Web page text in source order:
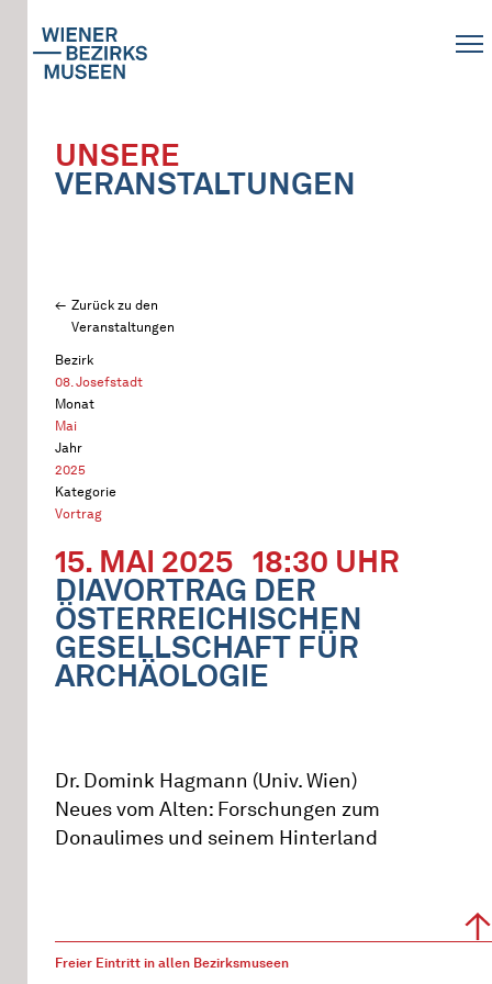
UNSERE
VERANSTALTUNGEN
Zurück zu den
Veranstaltungen
Bezirk
08. Josefstadt
Monat
Mai
Jahr
2025
Kategorie
Vortrag
15. MAI 2025 18:30 UHR
DIAVORTRAG DER
ÖSTERREICHISCHEN
GESELLSCHAFT FÜR
ARCHÄOLOGIE
Dr. Domink Hagmann (Univ. Wien)
Neues vom Alten: Forschungen zum
Donaulimes und seinem Hinterland
Freier Eintritt in allen Bezirksmuseen